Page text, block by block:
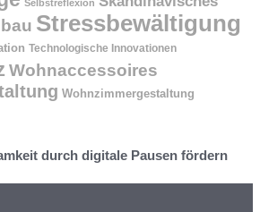
Selbstreflexion
Stressbewältigung
Technologische Innovationen
Wohnaccessoires
Wohnzimmergestaltung
durch digitale Pausen fördern